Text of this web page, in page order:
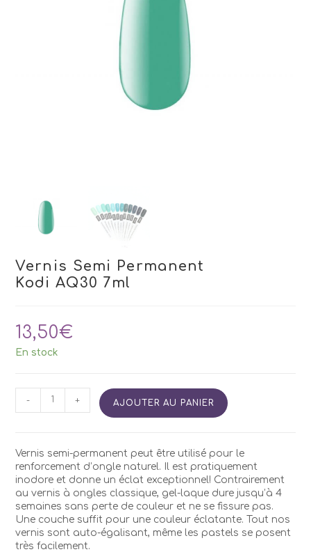
Vernis Semi Permanent
Kodi AQ30 7ml
13,50€
En stock
quantité
Kodi
AQ30
7ml
- + AJOUTER AU PANIER
Vernis semi-permanent peut être utilisé pour le
renforcement d’ongle naturel. Il est pratiquement
inodore et donne un éclat exceptionnel! Contrairement
au vernis à ongles classique, gel-laque dure jusqu’à 4
semaines sans perte de couleur et ne se fissure pas.
Une couche suffit pour une couleur éclatante. Tout nos
vernis sont auto-égalisant, même les pastels se posent
très facilement.